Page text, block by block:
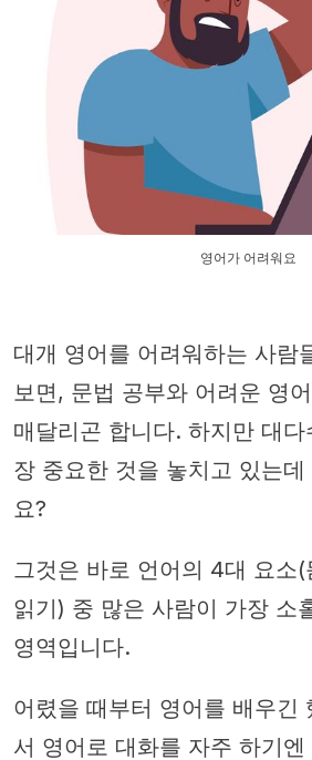
영어가 어려워요
대개 영어를 어려워하는 사람
보면, 문법 공부와 어려운 영
매달리곤 합니다. 하지만 대
장 중요한 것을 놓치고 있는
요?
그것은 바로 언어의 4대 요소(
읽기) 중 많은 사람이 가장 소
영역입니다.
어렸을 때부터 영어를 배우긴
서 영어로 대화를 자주 하기